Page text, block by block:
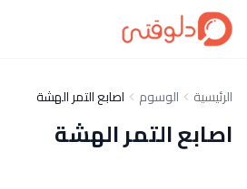
الرئيسية الوسوم اصابع التمر الهشة
اصابع التمر الهشة